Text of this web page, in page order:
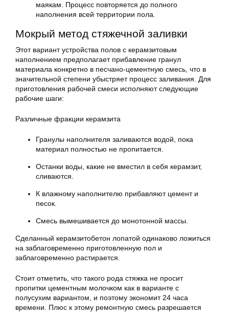
маякам. Процесс повторяется до полного
наполнения всей территории пола.
Мокрый метод стяжечной заливки
Этот вариант устройства полов с керамзитовым
наполнением предполагает прибавление гранул
материала конкретно в песчано-цементную смесь, что в
значительной степени убыстряет процесс заливания. Для
приготовления рабочей смеси исполняют следующие
рабочие шаги:
Различные фракции керамзита
Гранулы наполнителя заливаются водой, пока
материал полностью не пропитается.
Останки воды, какие не вместил в себя керамзит,
сливаются.
К влажному наполнителю прибавляют цемент и
песок.
Смесь вымешивается до монотонной массы.
Сделанный керамзитобетон лопатой одинаково ложиться
на заблаговременно приготовленную пол и
заблаговременно растирается.
Стоит отметить, что такого рода стяжка не просит
пропитки цементным молочком как в варианте с
полусухим вариантом, и поэтому экономит 24 часа
времени. Плюс к этому ремонтную смесь разрешается